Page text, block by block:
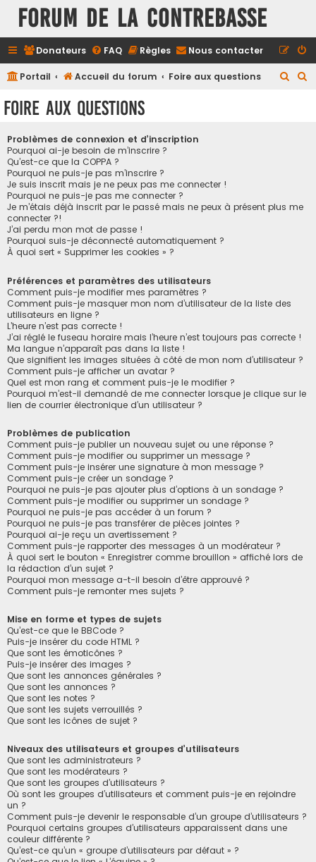
FORUM DE LA CONTREBASSE
Donateurs FAQ Règles Nous contacter
Portail Accueil du forum Foire aux questions
h
Foire aux questions
Problèmes de connexion et d’inscription
Pourquoi ai-je besoin de m’inscrire ?
Qu’est-ce que la COPPA ?
Pourquoi ne puis-je pas m’inscrire ?
Je suis inscrit mais je ne peux pas me connecter !
Pourquoi ne puis-je pas me connecter ?
Je m’étais déjà inscrit par le passé mais ne peux à présent plus me
connecter ?!
J’ai perdu mon mot de passe !
Pourquoi suis-je déconnecté automatiquement ?
À quoi sert « Supprimer les cookies » ?
Préférences et paramètres des utilisateurs
Comment puis-je modifier mes paramètres ?
Comment puis-je masquer mon nom d’utilisateur de la liste des
utilisateurs en ligne ?
L’heure n’est pas correcte !
J’ai réglé le fuseau horaire mais l’heure n’est toujours pas correcte !
Ma langue n’apparaît pas dans la liste !
Que signifient les images situées à côté de mon nom d’utilisateur ?
Comment puis-je afficher un avatar ?
Quel est mon rang et comment puis-je le modifier ?
Pourquoi m’est-il demandé de me connecter lorsque je clique sur le
lien de courrier électronique d’un utilisateur ?
Problèmes de publication
Comment puis-je publier un nouveau sujet ou une réponse ?
Comment puis-je modifier ou supprimer un message ?
Comment puis-je insérer une signature à mon message ?
Comment puis-je créer un sondage ?
Pourquoi ne puis-je pas ajouter plus d’options à un sondage ?
Comment puis-je modifier ou supprimer un sondage ?
Pourquoi ne puis-je pas accéder à un forum ?
Pourquoi ne puis-je pas transférer de pièces jointes ?
Pourquoi ai-je reçu un avertissement ?
Comment puis-je rapporter des messages à un modérateur ?
À quoi sert le bouton « Enregistrer comme brouillon » affiché lors de
la rédaction d’un sujet ?
Pourquoi mon message a-t-il besoin d’être approuvé ?
Comment puis-je remonter mes sujets ?
Mise en forme et types de sujets
Qu’est-ce que le BBCode ?
Puis-je insérer du code HTML ?
Que sont les émoticônes ?
Puis-je insérer des images ?
Que sont les annonces générales ?
Que sont les annonces ?
Que sont les notes ?
Que sont les sujets verrouillés ?
Que sont les icônes de sujet ?
Niveaux des utilisateurs et groupes d’utilisateurs
Que sont les administrateurs ?
Que sont les modérateurs ?
Que sont les groupes d’utilisateurs ?
Où sont les groupes d’utilisateurs et comment puis-je en rejoindre
un ?
Comment puis-je devenir le responsable d’un groupe d’utilisateurs ?
Pourquoi certains groupes d’utilisateurs apparaissent dans une
couleur différente ?
Qu’est-ce qu’un « groupe d’utilisateurs par défaut » ?